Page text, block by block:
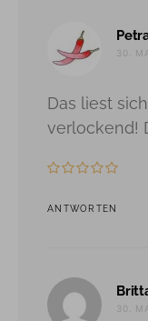
30.
Das liest
verlockend!
ANTWORTEN
30.